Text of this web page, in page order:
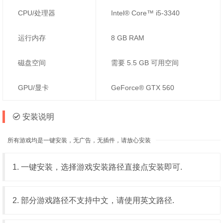
CPU/处理器 Intel® Core™ i5-3340
运行内存 8 GB RAM
磁盘空间 需要 5.5 GB 可用空间
GPU/显卡 GeForce® GTX 560
安装说明
所有游戏均是一键安装，无广告，无插件，请放心安装
1. 一键安装，选择游戏安装路径直接点安装即可.
2. 部分游戏路径不支持中文，请使用英文路径.